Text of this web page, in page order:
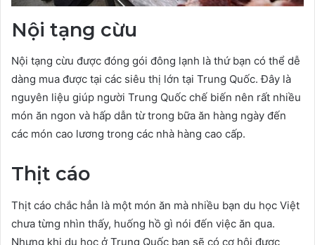
Nội tạng cừu
Nội tạng cừu được đóng gói đông lạnh là thứ bạn có thể dễ
dàng mua được tại các siêu thị lớn tại Trung Quốc. Đây là
nguyên liệu giúp người Trung Quốc chế biến nên rất nhiều
món ăn ngon và hấp dẫn từ trong bữa ăn hàng ngày đến
các món cao lương trong các nhà hàng cao cấp.
Thịt cáo
Thịt cáo chắc hẳn là một món ăn mà nhiều bạn du học Việt
chưa từng nhìn thấy, huống hồ gì nói đến việc ăn qua.
Nhưng khi du học ở Trung Quốc bạn sẽ có cơ hội được